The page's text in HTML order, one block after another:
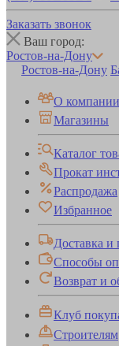
Заказать звонок
Ваш город:
Ростов-на-Дону
Ростов-на-Дону
О компании
Магазины
Каталог
Прокат
Распродажа
Избранное
Доставка и
Способы
Возврат и
Клуб
Строителям